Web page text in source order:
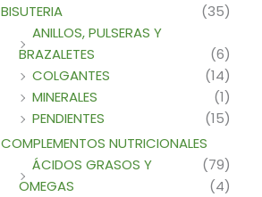
BISUTERIA
(35)
ANILLOS, PULSERAS Y
BRAZALETES
(6)
COLGANTES
(14)
MINERALES
(1)
PENDIENTES
(15)
COMPLEMENTOS NUTRICIONALES
(79)
ÁCIDOS GRASOS Y
OMEGAS
(4)